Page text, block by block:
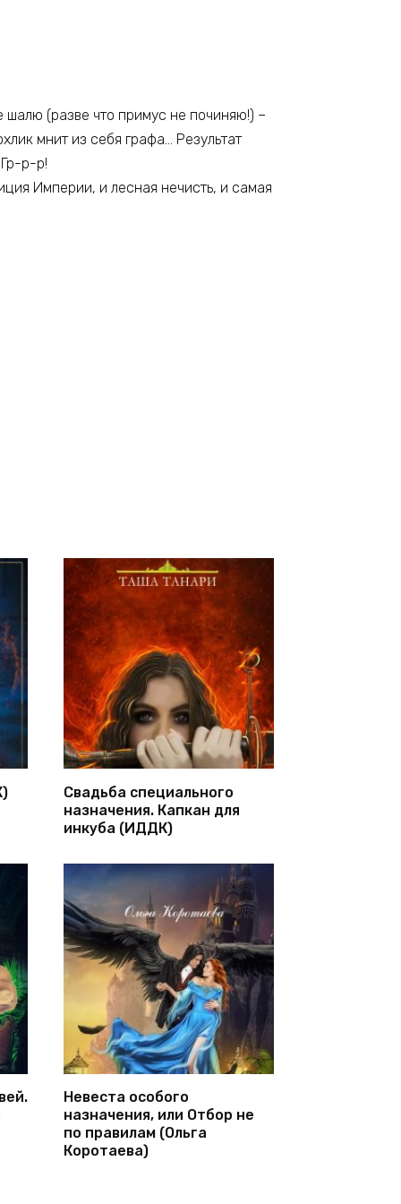
шалю (разве что примус не починяю!) –
мнит из себя графа… Результат
р-р!
Империи, и лесная нечисть, и самая
Свадьба специального
назначения. Капкан для
инкуба (ИДДК)
Невеста особого
назначения, или Отбор не
по правилам (Ольга
Коротаева)